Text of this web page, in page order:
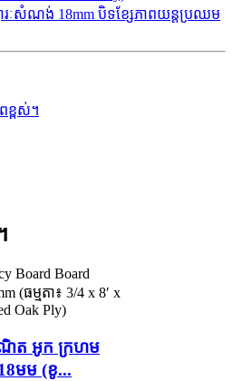
ៈសំណង់ 18mm បិទខ្សែភាពយន្តប្រឈម
ខ្ពស់។
រណិត អូក ក្រហម
មម (ខូ...